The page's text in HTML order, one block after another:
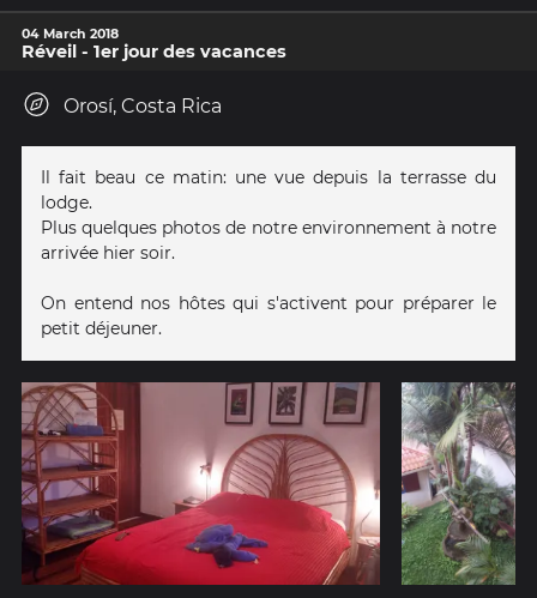
04 March 2018
Réveil - 1er jour des vacances
Orosí, Costa Rica
Il fait beau ce matin: une vue depuis la terrasse du
lodge.
Plus quelques photos de notre environnement à notre
arrivée hier soir.
On entend nos hôtes qui s'activent pour préparer le
petit déjeuner.